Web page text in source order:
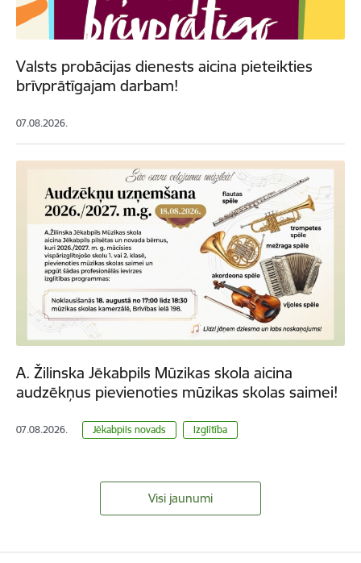
Valsts probācijas dienests aicina pieteikties
brīvprātīgajam darbam!
07.08.2026.
A. Žilinska Jēkabpils Mūzikas skola aicina
audzēkņus pievienoties mūzikas skolas saimei!
07.08.2026. Jēkabpils novads Izglītība
Visi jaunumi